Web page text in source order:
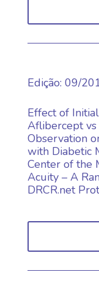
Edição: 09/
Effect of
Aflibercept vs
Observation
with Diabetic
Center of the
Acuity – A
DRCR.net